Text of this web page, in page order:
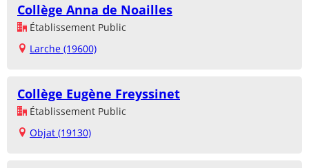
Collège Anna de Noailles
Établissement Public
Larche (19600)
Collège Eugène Freyssinet
Établissement Public
Objat (19130)